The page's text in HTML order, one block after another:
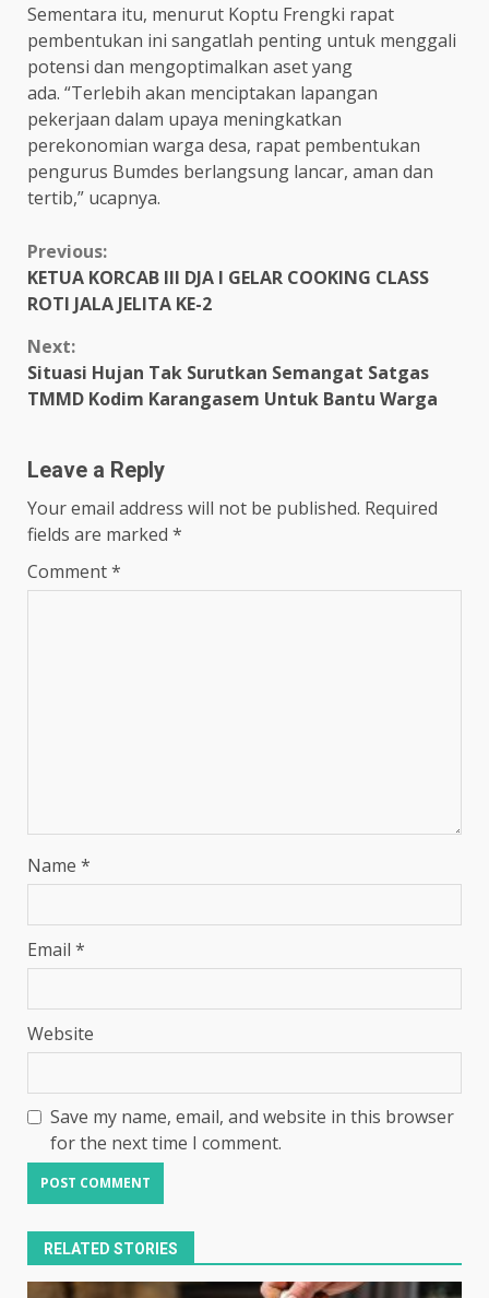
Sementara itu, menurut Koptu Frengki rapat
pembentukan ini sangatlah penting untuk menggali
potensi dan mengoptimalkan aset yang
ada. “Terlebih akan menciptakan lapangan
pekerjaan dalam upaya meningkatkan
perekonomian warga desa, rapat pembentukan
pengurus Bumdes berlangsung lancar, aman dan
tertib,” ucapnya.
Continue
Reading
Previous:
KETUA KORCAB III DJA I GELAR COOKING CLASS
ROTI JALA JELITA KE-2
Next:
Situasi Hujan Tak Surutkan Semangat Satgas
TMMD Kodim Karangasem Untuk Bantu Warga
Leave a Reply
Your email address will not be published. Required
fields are marked *
Comment*
Name *
Email *
Website
Save my name, email, and website in this browser
for the next time I comment.
RELATED STORIES